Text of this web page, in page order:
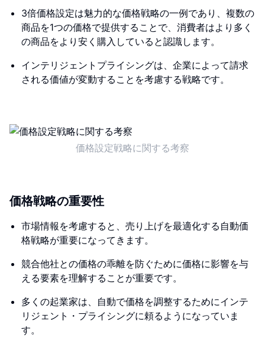
3倍価格設定は魅力的な価格戦略の一例であり、複数の
商品を1つの価格で提供することで、消費者はより多く
の商品をより安く購入していると認識します。
インテリジェントプライシングは、企業によって請求
される価値が変動することを考慮する戦略です。
価格設定戦略に関する考察
価格戦略の重要性
市場情報を考慮すると、売り上げを最適化する自動価
格戦略が重要になってきます。
競合他社との価格の乖離を防ぐために価格に影響を与
える要素を理解することが重要です。
多くの起業家は、自動で価格を調整するためにインテ
リジェント・プライシングに頼るようになっていま
す。